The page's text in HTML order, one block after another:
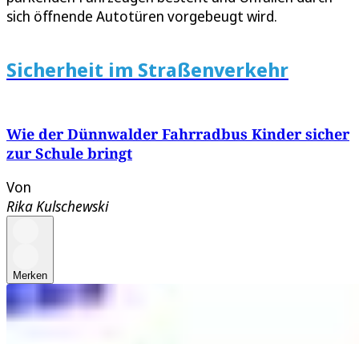
sich öffnende Autotüren vorgebeugt wird.
Sicherheit im Straßenverkehr
Wie der Dünnwalder Fahrradbus Kinder sicher
zur Schule bringt
Von
Rika Kulschewski
Merken